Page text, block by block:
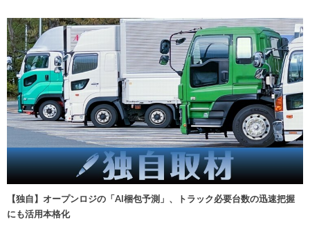
【独自】オープンロジの「AI梱包予測」、トラック必要台数の迅速把握
にも活用本格化